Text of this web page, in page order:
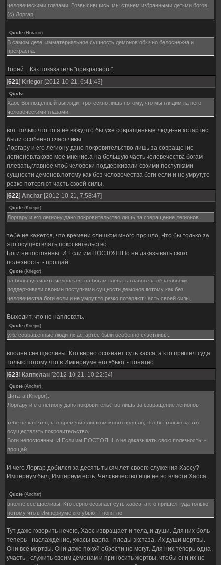
человеческими глазами. Возвысившись, мы станем избранными детьми богов.
(с) Лоргар.
Quote (Horacio)
В самом деле, имматериальное сущность демонов обычно белоснежна и
прекрасна.
Торей... Как показатель "прекрасного".
[621] Kriegor [2012-10-21, 6:41:43]
Quote
Хаос Воплощенный выглядит гротескно лишь потому, что мы глядим на него
человеческими глазами.
вот только что то я не вижу,что бы уже совращенные люди-не астартес
были особенно счастливы.
Лоргару и его легиону дано покровительство лишь за совращение
легионов.таково мое мнение.а на большую часть человечества богам
плевать,главное чтоб человеки поддерживали своими поступками
сущности демонов.потому как без человечества боги если и не умрут,то
резко потеряют часть своей силы.
[622] Anchar [2012-10-21, 7:58:47]
Quote (Kriegor)
Лоргару и его легиону дано покровительство лишь за совращение легионов
тебе не кажется, что времени слишком много прошло, Что бы только за
это осуществлять покровительство.
Боги непостоянны. И Если им ПОСТОЯННо не даказывать свою
полезность. - прощай.
Quote (Kriegor)
на большую часть человечества богам плевать,главное чтоб человеки
поддерживали своими поступками сущности демонов.потому как без
человечества боги если и не умрут,то резко потеряют часть своей силы.
Выходит, что не наплевать.
Quote (Kriegor)
уже совращенные люди-не астартес были особенно счастливы.
вполне сее щасливы. Кто верно осознает суть хаоса, а кто пришел туда
только потому что в Империуме его убьют - понятно
[623] Каппелан [2012-10-21, 10:22:54]
Quote (Anchar)
Цитата (Kriegor):
Лоргару и его легиону дано покровительство лишь за совращение легионов
тебе не кажется, что времени слишком много прошло, Что бы только за это
осуществлять покровительство.
Боги непостоянны. И Если им ПОСТОЯННо не даказывать свою полезность. -
прощай.
И чего Лоргар добился за десять тысяч лет своего служения Хаосу?
Империум был, Империум есть. Человечество ещё не во власти Хаоса.
Quote (Anchar)
вполне сее щасливы. Кто верно осознает суть хаоса, а кто пришел туда только
потому что в Империуме его убьют - понятно
Тут даже говорить нечего, Хаос извращает и тела, и души. Для них боль
теперь - наслаждение, ужасы варпа - плоды экстаза. Их души мертвы.
Они все мертвы. Они даже покой обрести не могут. Для них теперь одна
участь - служить своим демонам и приносить жертвы, чтобы они их не